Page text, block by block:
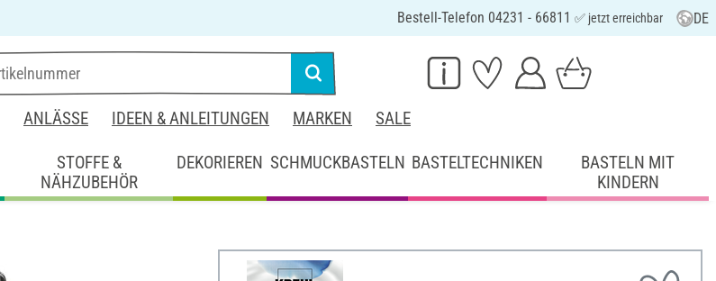
Bestell-Telefon 04231 - 66811 ✅ jetzt erreichbar DE
ANLÄSSE IDEEN & ANLEITUNGEN MARKEN SALE
STOFFE &
NÄHZUBEHÖR
DEKORIEREN SCHMUCKBASTELN BASTELTECHNIKEN
BASTELN MIT
KINDERN